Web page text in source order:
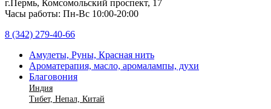
г.Пермь, Комсомольский проспект, 17
Часы работы: Пн-Вс 10:00-20:00
8 (342) 279-40-66
Амулеты, Руны, Красная нить
Ароматерапия, масло, аромалампы, духи
Благовония
Индия
Тибет, Непал, Китай